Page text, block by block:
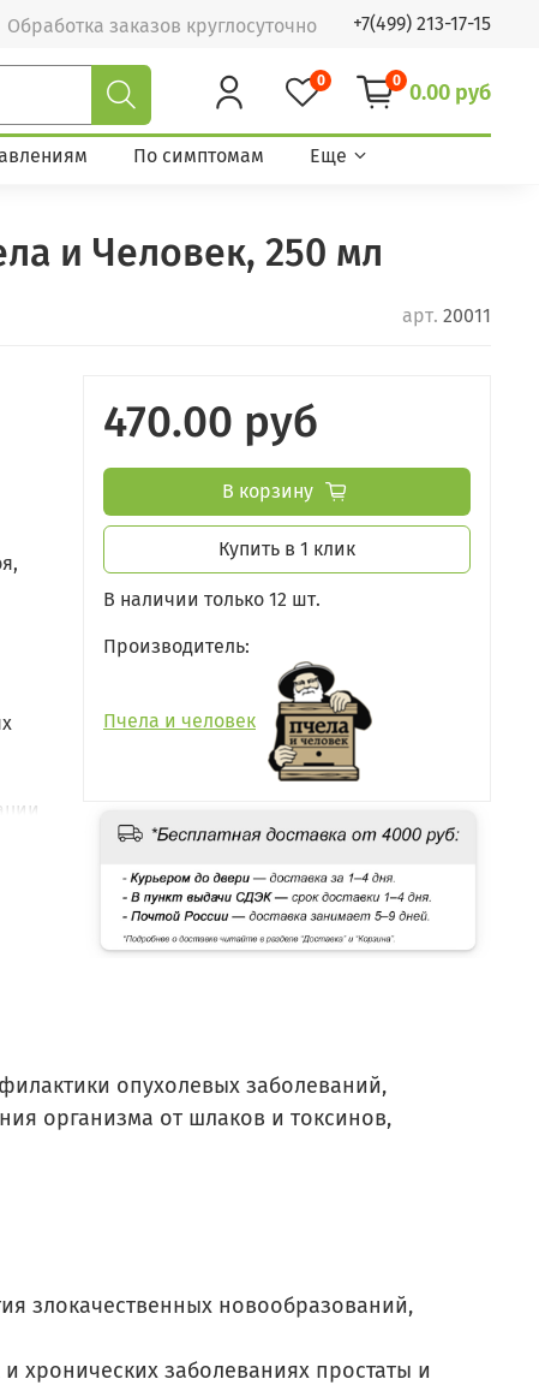
Обработка заказов круглосуточно +7(499) 213-17-15
0 0 0.00 руб
По симптомам
Еще
и Человек, 250 мл
арт. 20011
470.00 руб
В корзину
Купить в 1 клик
В наличии только 12 шт.
Производитель:
Пчела и человек
опухолевых заболеваний,
организма от шлаков и токсинов,
злокачественных новообразований,
хронических заболеваниях простаты и